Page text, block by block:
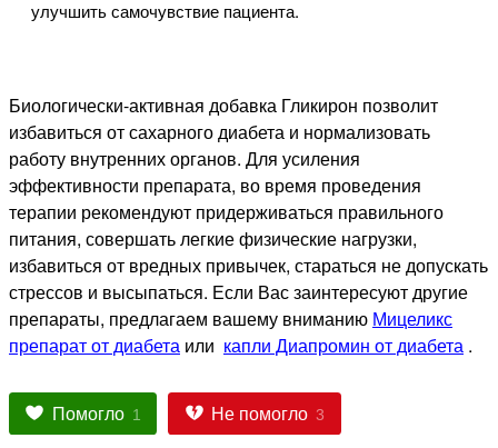
улучшить самочувствие пациента.
Биологически-активная добавка Гликирон позволит
избавиться от сахарного диабета и нормализовать
работу внутренних органов. Для усиления
эффективности препарата, во время проведения
терапии рекомендуют придерживаться правильного
питания, совершать легкие физические нагрузки,
избавиться от вредных привычек, стараться не допускать
стрессов и высыпаться. Если Вас заинтересуют другие
препараты, предлагаем вашему вниманию Мицеликс
препарат от диабета или капли Диапромин от диабета .
Помогло 1 Не помогло 3